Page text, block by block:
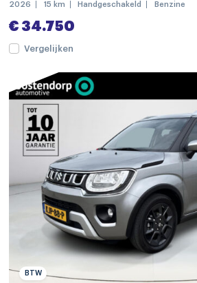
radio
kunstlederen/alcantara bekleding
stuurwiel multifunctioneel
voorstoelen verwarmd
achterbank in delen neerklapbaar
achteruitrijcamera
armsteun voor
bagagedek
bestuurdersstoel in hoogte
elektrische ramen achter
2026 15 km Handgeschakeld Benzine
€ 34.750
Vergelijken
BTW